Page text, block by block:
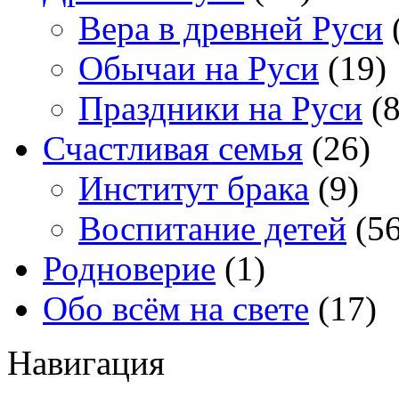
Вера в древней Руси
Обычаи на Руси (19)
Праздники на Руси
Счастливая семья (26)
Институт брака (9)
Воспитание детей
Родноверие (1)
Обо всём на свете (17)
Навигация